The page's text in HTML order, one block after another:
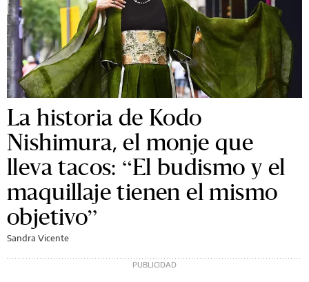
La historia de Kodo
Nishimura, el monje que
lleva tacos: “El budismo y el
maquillaje tienen el mismo
objetivo”
Sandra Vicente